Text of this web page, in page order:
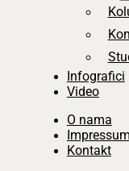
Infografici
Video
O nama
Impressum
Kontakt